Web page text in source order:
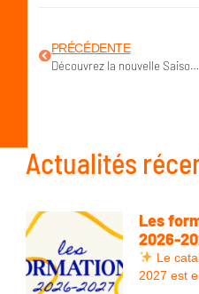
PRÉCÉDENTE
Découvrez la nouvelle Saison des Arts du Récit !
Actualités
Les
2026-
Le
2027 est